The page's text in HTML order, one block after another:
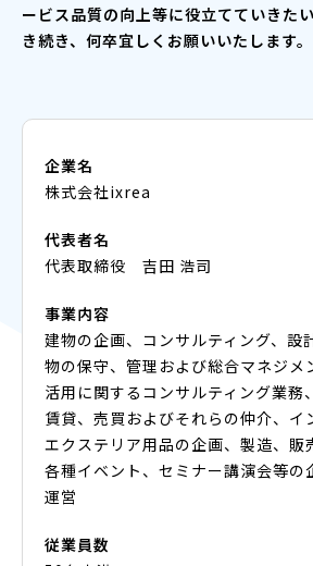
ービス品質の向上等に役立てていきた
き続き、何卒宜しくお願いいたします。
企業名
株式会社ixrea
代表者名
代表取締役 吉田 浩司
事業内容
建物の企画、コンサルティング、設
物の保守、管理および総合マネジメ
活用に関するコンサルティング業務
賃貸、売買およびそれらの仲介、イ
エクステリア用品の企画、製造、販
各種イベント、セミナー講演会等の
運営
従業員数